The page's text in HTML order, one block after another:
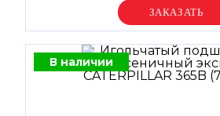
Уточняйте цену
В наличии